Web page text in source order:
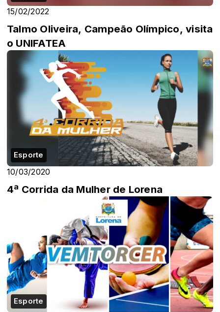
15/02/2022
Talmo Oliveira, Campeão Olímpico, visita
o UNIFATEA
Esporte
10/03/2020
4ª Corrida da Mulher de Lorena
Esporte